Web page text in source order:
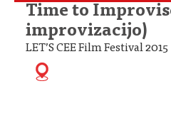
Time to
improvizacijo)
LET’S CEE Film Festival 2015